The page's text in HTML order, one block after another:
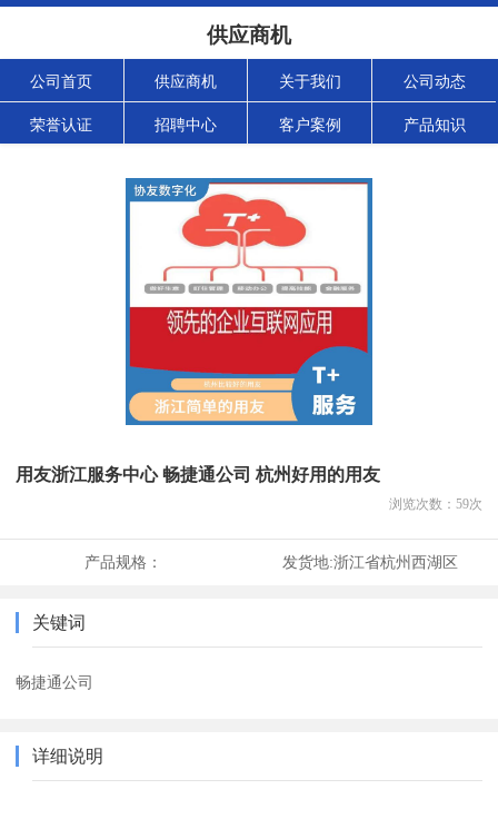
供应商机
公司首页 供应商机 关于我们 公司动态
荣誉认证 招聘中心 客户案例 产品知识
用友浙江服务中心 畅捷通公司 杭州好用的用友
浏览次数： 59次
产品规格： 发货地:浙江省杭州西湖区
关键词
畅捷通公司
详细说明